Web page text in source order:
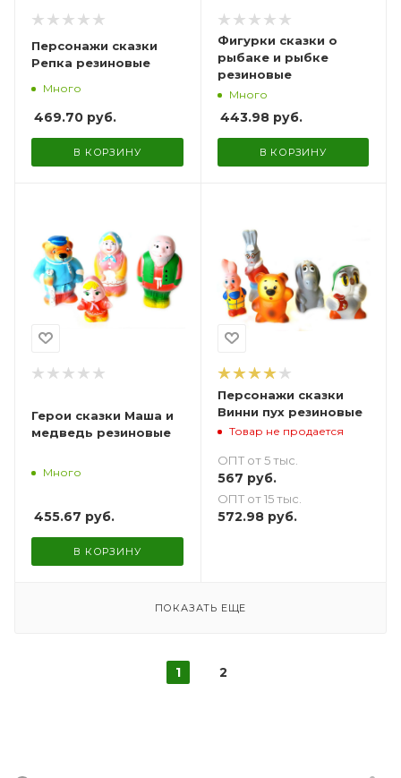
Персонажи сказки
Репка резиновые
Много
469.70 руб.
В КОРЗИНУ
Фигурки сказки о
рыбаке и рыбке
резиновые
Много
443.98руб.
В КОРЗИНУ
Герои сказки Маша и
медведь резиновые
Много
455.67 руб.
В КОРЗИНУ
Персонажи сказки
Винни пух резиновые
Товар не продается
ОПТ от 5 тыс.
567 руб.
ОПТ от 15 тыс.
572.98руб.
ПОКАЗАТЬ ЕЩЕ
1 2